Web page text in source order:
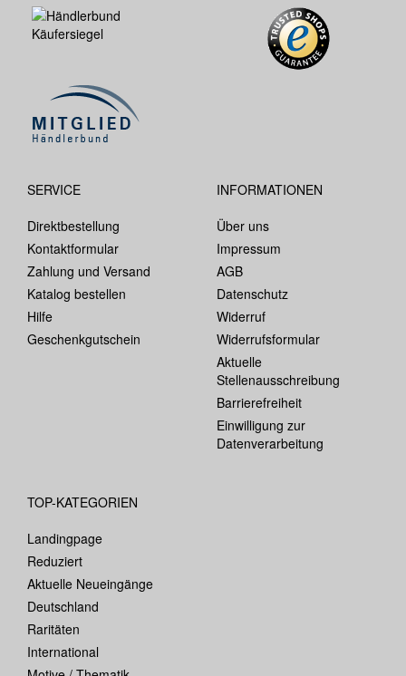
SERVICE
Direktbestellung
Kontaktformular
Zahlung und Versand
Katalog bestellen
Hilfe
Geschenkgutschein
INFORMATIONEN
Über uns
Impressum
AGB
Datenschutz
Widerruf
Widerrufsformular
Aktuelle
Stellenausschreibung
Barrierefreiheit
Einwilligung zur
Datenverarbeitung
TOP-KATEGORIEN
Landingpage
Reduziert
Aktuelle Neueingänge
Deutschland
Raritäten
International